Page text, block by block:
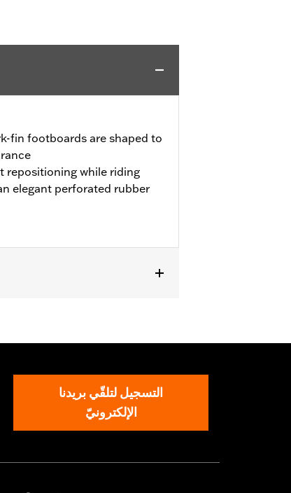
fin footboards are shaped to
repositioning while riding
elegant perforated rubber
التسجيل لتلقّي بريدنا
الإلكترونيّ